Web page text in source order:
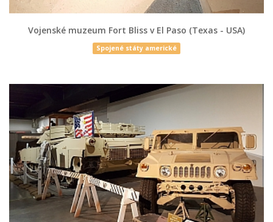
Vojenské muzeum Fort Bliss v El Paso (Texas - USA)
Spojené státy americké